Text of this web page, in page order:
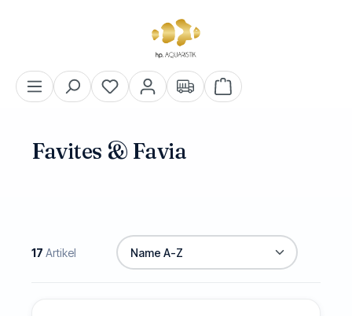
Warenkorb enthält 0
Favites & Favia
17 Artikel